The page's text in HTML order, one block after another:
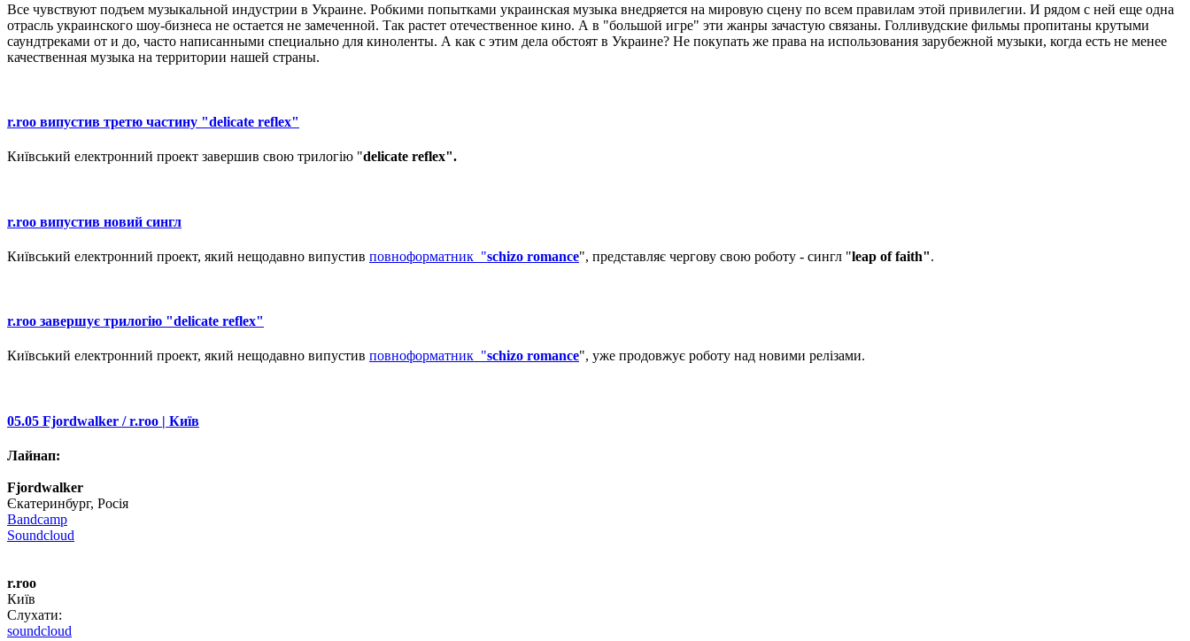
Все чувствуют подъем музыкальной индустрии в Украине. Робкими попытками украинская музыка внедряется на мировую сцену по всем правилам этой привилегии. И рядом с ней еще одна
отрасль украинского шоу-бизнеса не остается не замеченной. Так растет отечественное кино. А в "большой игре" эти жанры зачастую связаны. Голливудские фильмы пропитаны крутыми
саундтреками от и до, часто написанными специально для киноленты. А как с этим дела обстоят в Украине? Не покупать же права на использования зарубежной музыки, когда есть не менее
качественная музыка на территории нашей страны.
r.roo випустив третю частину "delicate reflex"
Київський електронний проект завершив свою трилогію "delicate reflex".
r.roo випустив новий сингл
Київський електронний проект, який нещодавно випустив повноформатник "schizo romance", представляє чергову свою роботу - сингл "leap of faith".
r.roo завершує трилогію "delicate reflex"
Київський електронний проект, який нещодавно випустив повноформатник "schizo romance", уже продовжує роботу над новими релізами.
05.05 Fjordwalker / r.roo | Київ
Лайнап:
Fjordwalker
Єкатеринбург, Росія
Bandcamp
Soundcloud
r.roo
Київ
Слухати:
soundcloud